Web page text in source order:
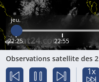
jeu.
22:25 22:55
Observations satellite des
1x